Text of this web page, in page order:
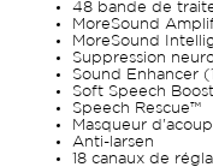
48 bande de
MoreSound
MoreSound
Suppression
Sound Enhancer
Soft Speech
Speech Rescue™
Masqueur
Anti-larsen
18 canaux de